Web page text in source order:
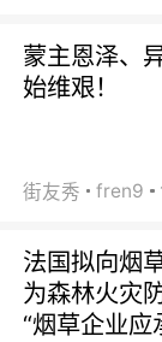
蒙主恩泽、
始维艰！
街友秀 fren9
法国拟向烟
为森林火灾
“烟草企业应